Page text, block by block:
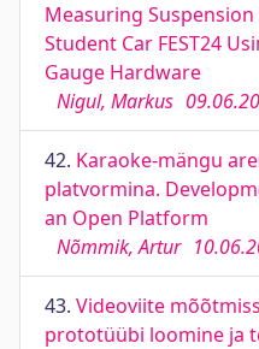
Measuring
Student Car FEST24
Gauge Hardware
Nigul, Markus
42. Karaoke-mängu
platvormina.
an Open Platform
Nõmmik, Artur
43. Videoviite
prototüübi loomine ja